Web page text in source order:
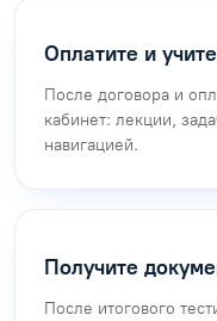
Оплатите и
После договора и
кабинет: лекции,
навигацией.
Получите
После итогового